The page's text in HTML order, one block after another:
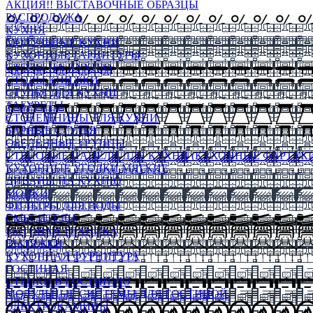
АКЦИЯ!! ВЫСТАВОЧНЫЕ ОБРАЗЦЫ
РАСПРОДАЖА
КУХНЯ
МОДУЛЬНЫЕ КУХНИ
КУХОННЫЕ ГАРНИТУРЫ
СТОЛЫ НА КУХНЮ
СТОЛЫ КНИЖКИ
СТУЛЬЯ ДЛЯ КУХНИ
ТАБУРЕТЫ
СТОЛЕШНИЦЫ ДЛЯ КУХНИ
БАРНЫЕ СТУЛЬЯ
ОБЕДЕННЫЕ ГРУППЫ
СТЕНОВЫЕ ПАНЕЛИ ДЛЯ КУХНИ (КУХОННЫЕ
КУХОННЫЕ УГОЛКИ МЯГКИЕ
ДИВАНЫ НА КУХНЮ
МОЙКИ
ФИЛЬТРЫ ДЛЯ ВОДЫ
СМЕСИТЕЛИ
БЫТОВАЯ ТЕХНИКА
ВЫТЯЖКИ
КУХОННАЯ ФУРНИТУРА
ГОСТИНАЯ
СТЕНКИ В ГОСТИНУЮ
МОДУЛЬНЫЕ СИСТЕМЫ ДЛЯ ГОСТИНОЙ
ЭЛЕКТРОКАМИНЫ